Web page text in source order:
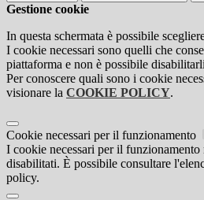
Gestione cookie
In questa schermata è possibile
I cookie necessari sono quelli che
piattaforma e non è possibile
Per conoscere quali sono i cookie
visionare la COOKIE POLICY.
Cookie necessari per il funzionamento
I cookie necessari per il funzionamento
disabilitati. È possibile consultare
policy.